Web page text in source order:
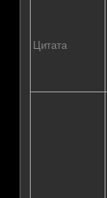
Цитата